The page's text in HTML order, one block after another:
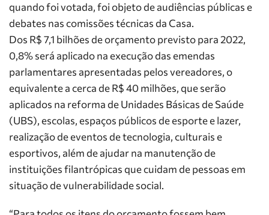
quando foi votada, foi objeto de audiências públicas e
debates nas comissões técnicas da Casa.
Dos R$ 7,1 bilhões de orçamento previsto para 2022,
0,8% será aplicado na execução das emendas
parlamentares apresentadas pelos vereadores, o
equivalente a cerca de R$ 40 milhões, que serão
aplicados na reforma de Unidades Básicas de Saúde
(UBS), escolas, espaços públicos de esporte e lazer,
realização de eventos de tecnologia, culturais e
esportivos, além de ajudar na manutenção de
instituições filantrópicas que cuidam de pessoas em
situação de vulnerabilidade social.